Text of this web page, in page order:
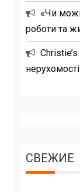
«Чи
роботи та
нерухомості
СВЕЖИЕ